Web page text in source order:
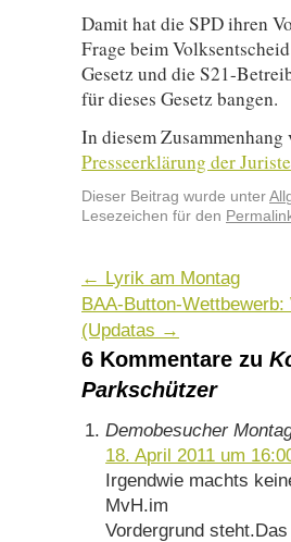
Damit hat die SPD ihren
Frage beim
Gesetz und die S21-
für dieses Gesetz bangen.
In diesem
Presseerklärung der
Dieser Beitrag wurde unter
Lesezeichen für den
← Lyrik am Montag
BAA-Button-
(Updatas →
6 Kommentare zu
Parkschützer
Demobesucher
18. April 2011 um
Irgendwie machts
MvH.im
Vordergrund